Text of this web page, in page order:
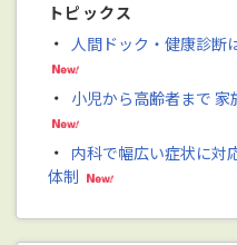
トピックス
・ 人間ドック・健康診断
・ 小児から高齢者まで
・ 内科で幅広い症状に対
体制